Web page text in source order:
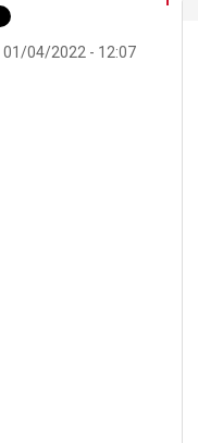
01/04/2022 - 12:07